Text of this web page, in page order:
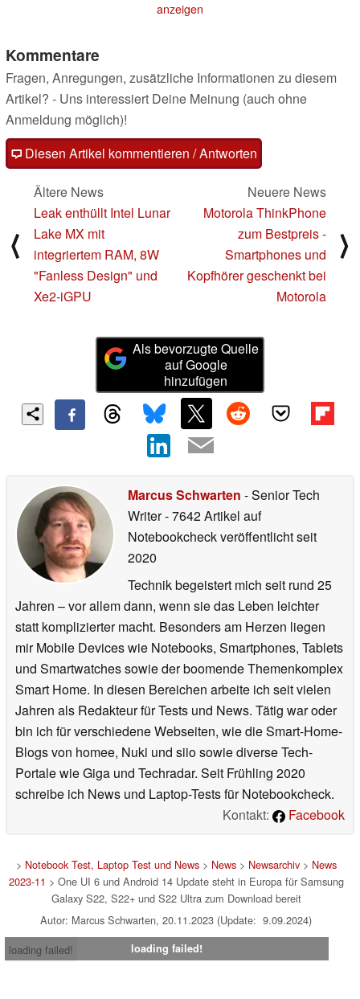
anzeigen
Kommentare
Fragen, Anregungen, zusätzliche Informationen zu diesem
Artikel? - Uns interessiert Deine Meinung (auch ohne
Anmeldung möglich)!
Diesen Artikel kommentieren / Antworten
⟨
Ältere News
Leak enthüllt Intel Lunar
Lake MX mit
integriertem RAM, 8W
"Fanless Design" und
Xe2-iGPU
Neuere News
Motorola ThinkPhone
zum Bestpreis -
Smartphones und
Kopfhörer geschenkt bei
Motorola
⟩
Als bevorzugte Quelle
auf Google
hinzufügen
Marcus Schwarten - Senior Tech
Writer- 7642 Artikel auf
Notebookcheck veröffentlichtseit
2020
Technik begeistert mich seit rund 25
Jahren – vor allem dann, wenn sie das Leben leichter
statt komplizierter macht. Besonders am Herzen liegen
mir Mobile Devices wie Notebooks, Smartphones, Tablets
und Smartwatches sowie der boomende Themenkomplex
Smart Home. In diesen Bereichen arbeite ich seit vielen
Jahren als Redakteur für Tests und News. Tätig war oder
bin ich für verschiedene Webseiten, wie die Smart-Home-
Blogs von homee, Nuki und siio sowie diverse Tech-
Portale wie Giga und Techradar. Seit Frühling 2020
schreibe ich News und Laptop-Tests für Notebookcheck.
Kontakt:
Facebook
> Notebook Test, Laptop Test und News> News> Newsarchiv> News
2023-11 > One UI 6 und Android 14 Update steht in Europa für Samsung
Galaxy S22, S22+ und S22 Ultra zum Download bereit
Autor: Marcus Schwarten, 20.11.2023 (Update: 9.09.2024)
loading failed!
loading failed!